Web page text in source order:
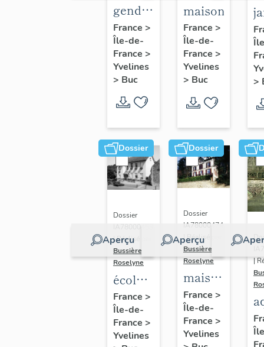
gendarmerie,
actuellement
immeuble
France >
Île-de-
France >
Yvelines
> Buc
maison
France >
Île-de-
France >
Yvelines
> Buc
>
Dossier
Aperçu
Dossier
| Réalisé par
Bussière
Roselyne
école
primaire
de
filles,
France >
Île-de-
France >
Yvelines
Dossier
Aperçu
Dossier
IA78000474
| Réalisé par
Bussière
Roselyne
maison
dite
villa
Saint
Marie
France >
Île-de-
France >
Yvelines
|